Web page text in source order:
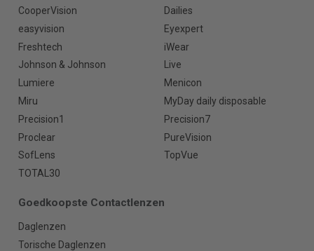
CooperVision
Dailies
easyvision
Eyexpert
Freshtech
iWear
Johnson & Johnson
Live
Lumiere
Menicon
Miru
MyDay daily disposable
Precision1
Precision7
Proclear
PureVision
SofLens
TopVue
TOTAL30
Goedkoopste Contactlenzen
Daglenzen
Torische Daglenzen